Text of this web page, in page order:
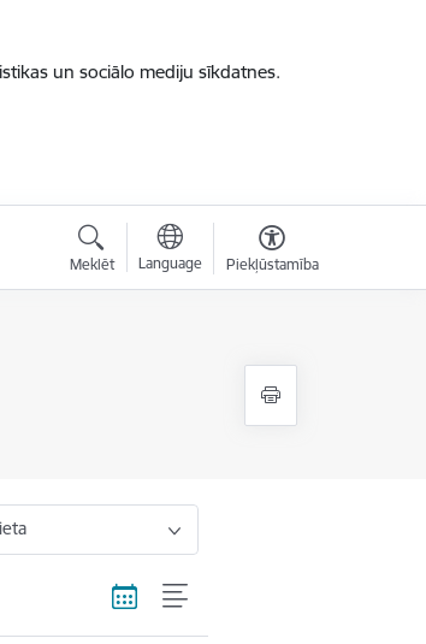
un sociālo mediju sīkdatnes.
Meklēt Language Piekļūstamība